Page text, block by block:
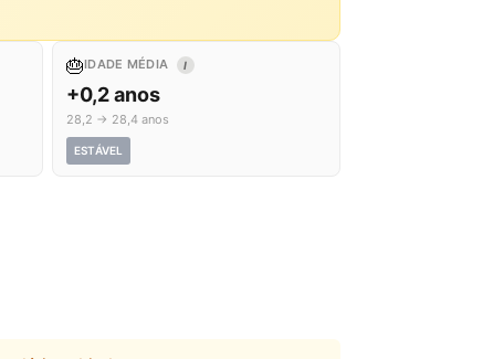
🎂IDADE MÉDIA I
+0,2 anos
28,2 → 28,4 anos
ESTÁVEL